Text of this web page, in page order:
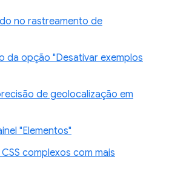
no rastreamento de
da opção "Desativar exemplos
de geolocalização em
"Elementos"
complexos com mais